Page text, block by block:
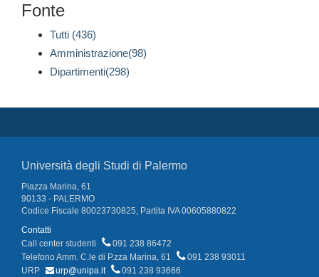
Fonte
Tutti (436)
Amministrazione(98)
Dipartimenti(298)
Università degli Studi di Palermo
Piazza Marina, 61
90133 - PALERMO
Codice Fiscale 80023730825, Partita IVA 00605880822
Contatti
Call center studenti
091 238 86472
Telefono Amm. C.le di P.zza Marina, 61
091 238 93011
URP
urp@unipa.it
091 238 93666